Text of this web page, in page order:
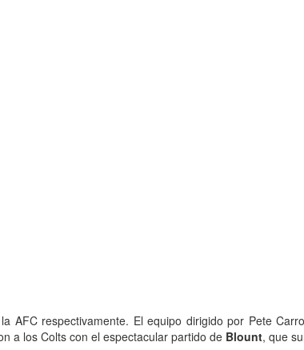
respectivamente. El equipo dirigido por Pete
a los Colts con el espectacular partido de Blount, que